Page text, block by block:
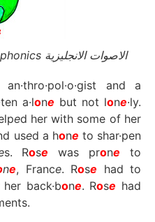
الاصوات الانجليزية phonics كلها في كتاب
and a
a·lone but not lone·ly.
ed her with some of her
used a hone to shar·pen
s. Rose was prone to
ne, France. Rose had to
back·bone. Rose had